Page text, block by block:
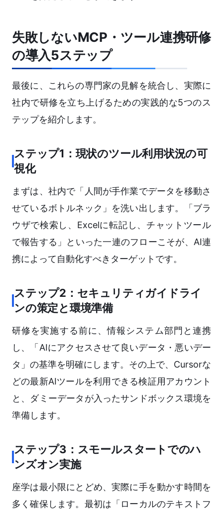
失敗しないMCP・ツール連携研修
の導入5ステップ
最後に、これらの専門家の見解を統合し、実際に
社内で研修を立ち上げるための実践的な5つのス
テップを紹介します。
ステップ1：現状のツール利用状況の可
視化
まずは、社内で「人間が手作業でデータを移動さ
せているボトルネック」を洗い出します。「ブラ
ウザで検索し、Excelに転記し、チャットツール
で報告する」といった一連のフローこそが、AI連
携によって自動化すべきターゲットです。
ステップ2：セキュリティガイドライ
ンの策定と環境準備
研修を実施する前に、情報システム部門と連携
し、「AIにアクセスさせて良いデータ・悪いデー
タ」の基準を明確にします。その上で、Cursorな
どの最新AIツールを利用できる検証用アカウント
と、ダミーデータが入ったサンドボックス環境を
準備します。
ステップ3：スモールスタートでのハ
ンズオン実施
座学は最小限にとどめ、実際に手を動かす時間を
多く確保します。最初は「ローカルのテキストフ